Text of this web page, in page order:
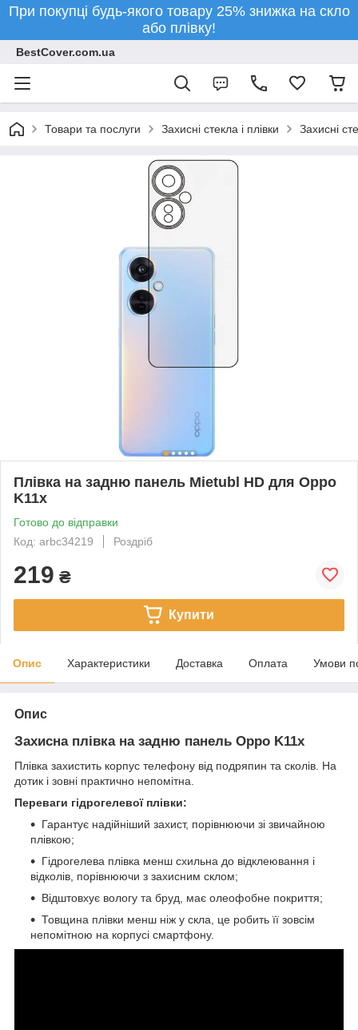
При покупці будь-якого товару 25% знижка на скло
або плівку!
BestCover.com.ua
Товари та послуги Захисні стекла і плівки Захисні
Плівка на задню панель Mietubl HD для Oppo
K11x
Готово до відправки
Код: arbc34219
Роздріб
219 ₴
Купити
Опис Характеристики Доставка Оплата Умови
Опис
Захисна плівка на задню панель Oppo K11x
Плівка захистить корпус телефону від подряпин та сколів. На
дотик і зовні практично непомітна.
Переваги гідрогелевої плівки:
Гарантує надійніший захист, порівнюючи зі звичайною
плівкою;
Гідрогелева плівка менш схильна до відклеювання і
відколів, порівнюючи з захисним склом;
Відштовхує вологу та бруд, має олеофобне покриття;
Товщина плівки менш ніж у скла, це робить її зовсім
непомітною на корпусі смартфону.